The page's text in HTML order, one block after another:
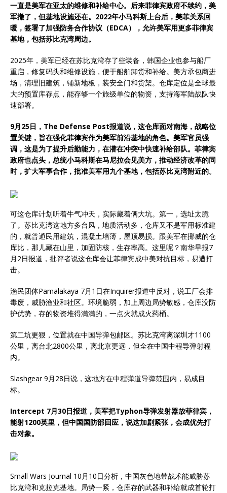
一直是美军在亚太的维修和补给中心。后来菲律宾政府不续约，美
军撤了，但基地设施还在。2022年小马科斯上台后，美菲关系回
暖，签署了加强防务合作协议（EDCA），允许美军用更多菲律宾
基地，包括苏比克湾周边。
2025年，美军已经在苏比克湾存了些装备，韩国企业也参与船厂
重启，修复码头和维修设施，便于船舶卸货和补给。美方承包商进
场，清理旧建筑，铺新地板，装安全门和货架。仓库定位是全球最
大的预置库存点，能存够一个旅级单位的物资，支持海军陆战队快
速部署。
9月25日，The Defense Post报道说，这仓库面对南海，战略位
置关键，旨在强化菲律宾作为美军前沿基地的角色。美军官员强
调，这是为了提升后勤能力，在潜在冲突中快速补给部队。菲律宾
政府也点头，总统小马科斯在马尼拉会见美方，推动经济改革的同
时，扩大军事合作，批准美军用九个基地，包括苏比克湾附近的。
可这仓库计划听着牛气冲天，实际藏着俩大坑。第一，选址太脆
了。苏比克湾这地方多台风，地质活动多，仓库又不是军用标准建
的，就普通民用建筑，混凝土墙薄，屋顶易损。跟美军在挪威的仓
库比，那儿藏在山里，加固防核，生存率高。这里呢？南华早报7
月2日报道，批评者说这仓库会让菲律宾成中美对抗目标，易遭打
击。
渔民团体Pamalakaya 7月1日在Inquirer报道中反对，说工厂会排
毒废，威胁渔业和社区。环境脆弱，加上周边局势敏感，仓库没防
护优势，存的物资堆得满满的，一点火就成火药桶。
第二坑更狠，位置就在中国导弹包邮区。苏比克湾离深圳才1100
公里，离台北2800公里，离北京更远，但全在中国中程导弹射程
内。
Slashgear 9月28日说，这地方在中程弹道导弹范围内，易成目
标。
Intercept 7月30日报道，美军把Typhon导弹发射器放菲律宾，
能射1200英里，但中国国防部回应，说这加剧紧张，会成优先打
击对象。
Small Wars Journal 10月10日分析，中国灰色地带战术能威胁苏
比克湾和克拉克基地。局势一紧，仓库存的武器和补给就成首轮打